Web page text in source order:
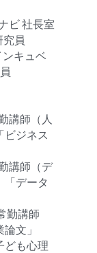
ビ 社長室
員
ンキュベ
講師（人
ビジネス
講師（デ
「データ
勤講師
論文 」
ども心理